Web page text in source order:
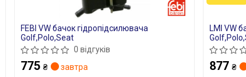
FEBI VW бачок гідропідсилювача
Golf,Polo,Seat
0 відгуків
775₴
завтра
LMI VW
877₴